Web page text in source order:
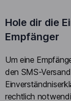
Hole dir die
Empfänger
Um eine
den SMS-
rechtlich